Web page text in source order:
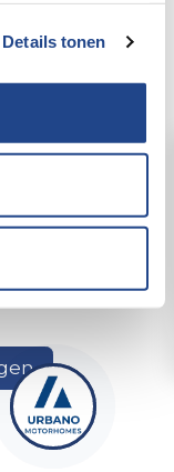
Details tonen